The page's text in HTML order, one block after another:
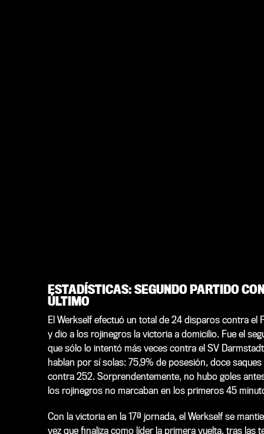
ESTADÍSTICAS: SEGUNDO PARTIDO
ÚLTIMO
El Werkself efectuó un total de 24 disparos contra el
y dio a los rojinegros la victoria a domicilio. Fue el
que sólo lo intentó más veces contra el SV
hablan por sí solas: 75,9% de posesión, doce
contra 252. Sorprendentemente, no hubo goles
los rojinegros no marcaban en los primeros 45
Con la victoria en la 17ª jornada, el Werkself se
vez que finaliza como líder la primera vuelta, tras las